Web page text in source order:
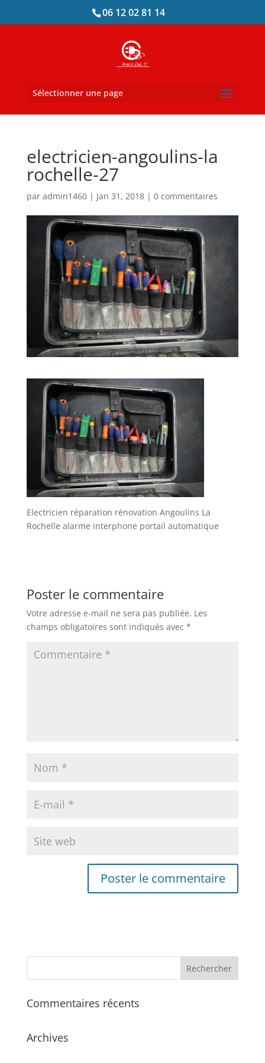
06 12 02 81 14
Sélectionner une page
electricien-angoulins-la
rochelle-27
par admin1460| Jan 31, 2018| 0 commentaires
Electricien réparation rénovation Angoulins La
Rochelle alarme interphone portail automatique
Poster le commentaire
Votre adresse e-mail ne sera pas publiée. Les
champs obligatoires sont indiqués avec *
Commentaires récents
Archives